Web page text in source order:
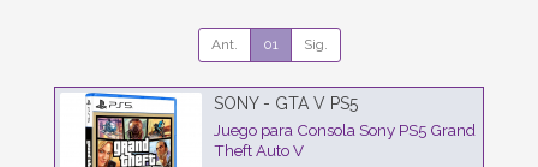
Ant. 01 Sig.
SONY - GTA V PS5
Juego para Consola Sony PS5 Grand
Theft Auto V